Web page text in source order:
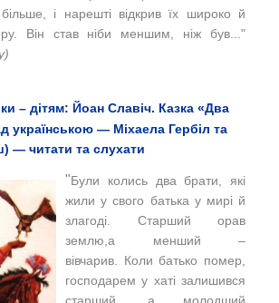
і нарешті відкрив їх широко й
Він став ніби меншим, ніж був..."
– дітям: Йоан Славіч. Казка «Два
українською — Міхаела Гербіл та
читати та слухати
"Були колись два брати, які
жили у свого батька у мирі й
злагоді. Старший орав
землю,а менший –
вівчарив. Коли батько помер,
господарем у хаті залишився
старший, а молодший